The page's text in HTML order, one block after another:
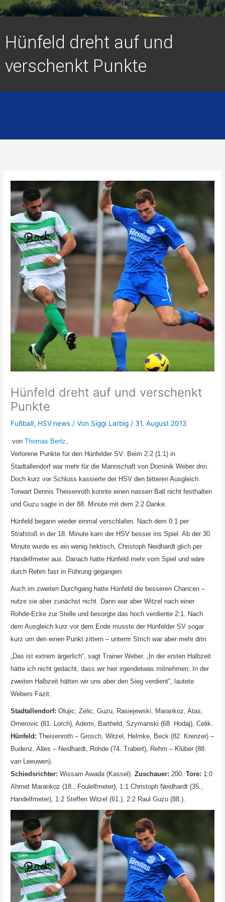
Hünfeld dreht auf und
verschenkt Punkte
Hünfeld dreht auf und verschenkt
Punkte
Fußball, HSV.news / Von Siggi Larbig / 31. August 2013
vonThomas Bertz,
Verlorene Punkte für den Hünfelder SV: Beim 2:2 (1:1) in
Stadtallendorf war mehr für die Mannschaft von Dominik Weber drin.
Doch kurz vor Schluss kassierte der HSV den bitteren Ausgleich.
Torwart Dennis Theisenroth konnte einen nassen Ball nicht festhalten
und Guzu sagte in der 88. Minute mit dem 2:2 Danke.
Hünfeld begann wieder einmal verschlafen. Nach dem 0:1 per
Strafstoß in der 18. Minute kam der HSV besser ins Spiel. Ab der 30.
Minute wurde es ein wenig hektisch, Christoph Neidhardt glich per
Handelfmeter aus. Danach hatte Hünfeld mehr vom Spiel und wäre
durch Rehm fast in Führung gegangen.
Auch im zweiten Durchgang hatte Hünfeld die besseren Chancen –
nutze sie aber zunächst nicht. Dann war aber Witzel nach einer
Rohde-Ecke zur Stelle und besorgte das hoch verdiente 2:1. Nach
dem Ausgleich kurz vor dem Ende musste der Hünfelder SV sogar
kurz um den einen Punkt zittern – unterm Strich war aber mehr drin.
„Das ist extrem ärgerlich“, sagt Trainer Weber. „In der ersten Halbzeit
hätte ich nicht gedacht, dass wir hier irgendetwas mitnehmen. In der
zweiten Halbzeit hätten wir uns aber den Sieg verdient“, lautete
Webers Fazit.
Stadtallendorf:Olujic; Zelic, Guzu, Rasiejewski, Marankoz, Atas,
Omerovic (81. Lorch), Ademi, Bartheld, Szymanski (68. Hodaj), Celik.
Hünfeld:Theisenroth – Grosch, Witzel, Helmke, Beck (82. Krenzer) –
Budenz, Alles – Neidhardt, Rohde (74. Trabert), Rehm – Klüber (88.
van Leeuwen).
Schiedsrichter:Wissam Awada (Kassel).Zuschauer: 200.Tore: 1:0
Ahmet Marankoz (18., Foulelfmeter), 1:1 Christoph Neidhardt (35.,
Handelfmeter), 1:2 Steffen Witzel (61.), 2:2 Raul Guzu (88.).